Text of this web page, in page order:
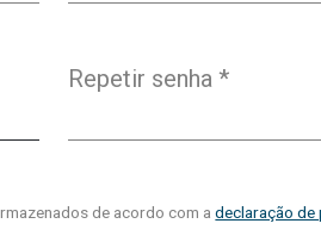
Repetir senha *
de acordo com adeclaração de